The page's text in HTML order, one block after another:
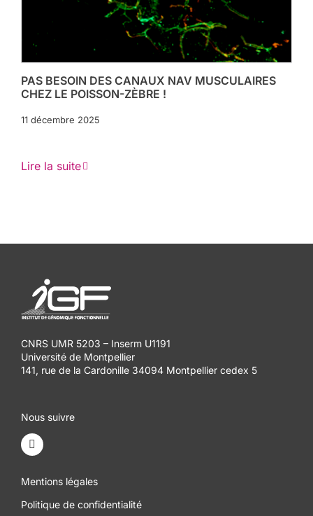
PAS BESOIN DES CANAUX NAV MUSCULAIRES
CHEZ LE POISSON-ZÈBRE !
11 décembre 2025
Lire la suite
CNRS UMR 5203 – Inserm U1191
Université de Montpellier
141, rue de la Cardonille 34094 Montpellier cedex 5
Nous suivre
Mentions légales
Politique de confidentialité